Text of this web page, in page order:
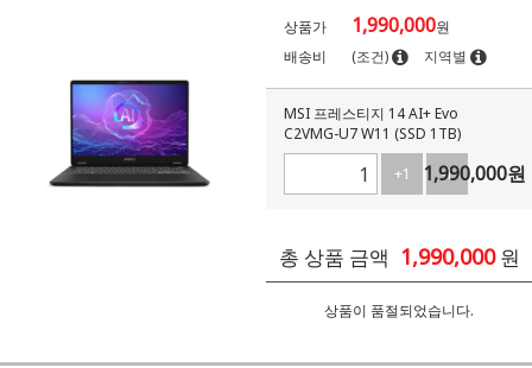
상품가 1,990,000원
배송비
(조건) 지역별
MSI 프레스티지 14 AI+ Evo
C2VMG-U7 W11 (SSD 1TB)
+1
-1
1,990,000원
총 상품 금액 1,990,000 원
상품이 품절되었습니다.